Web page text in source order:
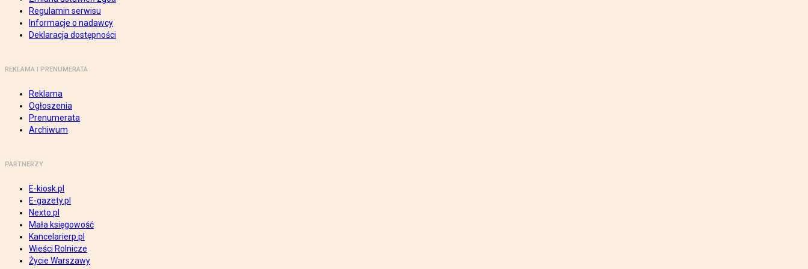
Regulamin serwisu
Informacje o nadawcy
Deklaracja dostępności
REKLAMA I PRENUMERATA
Reklama
Ogłoszenia
Prenumerata
Archiwum
PARTNERZY
E-kiosk.pl
E-gazety.pl
Nexto.pl
Mała księgowość
Kancelarierp.pl
Wieści Rolnicze
Życie Warszawy